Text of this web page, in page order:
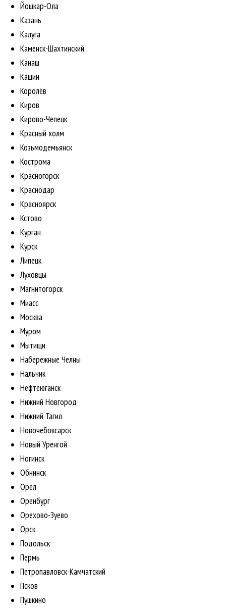
Йошкар-Ола
Казань
Калуга
Каменск-Шахтинский
Канаш
Кашин
Королёв
Киров
Кирово-Чепецк
Красный холм
Козьмодемьянск
Кострома
Красногорск
Краснодар
Красноярск
Кстово
Курган
Курск
Липецк
Луховцы
Магнитогорск
Миасс
Москва
Муром
Мытищи
Набережные Челны
Нальчик
Нефтеюганск
Нижний Новгород
Нижний Тагил
Новочебоксарск
Новый Уренгой
Ногинск
Обнинск
Орел
Оренбург
Орехово-Зуево
Орск
Подольск
Пермь
Петропавловск-Камчатский
Псков
Пушкино